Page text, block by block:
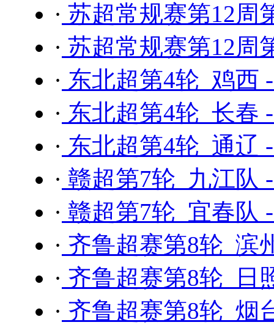
· 苏超常规赛第12
· 苏超常规赛第12
· 东北超第4轮 鸡西
· 东北超第4轮 长春
· 东北超第4轮 通辽
· 赣超第7轮 九江队
· 赣超第7轮 宜春队
· 齐鲁超赛第8轮 滨
· 齐鲁超赛第8轮 日
· 齐鲁超赛第8轮 烟